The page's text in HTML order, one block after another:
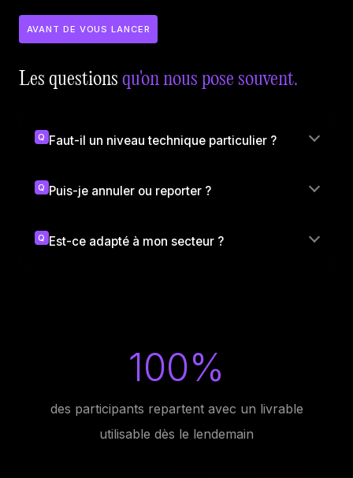
AVANT DE VOUS LANCER
Les questions qu'on nous pose souvent.
Q Faut-il un niveau technique particulier ?
Q Puis-je annuler ou reporter ?
Q Est-ce adapté à mon secteur ?
100%
des participants repartent avec un livrable
utilisable dès le lendemain